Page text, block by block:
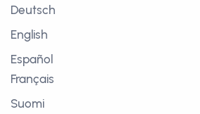
Deutsch
English
Español
Français
Suomi